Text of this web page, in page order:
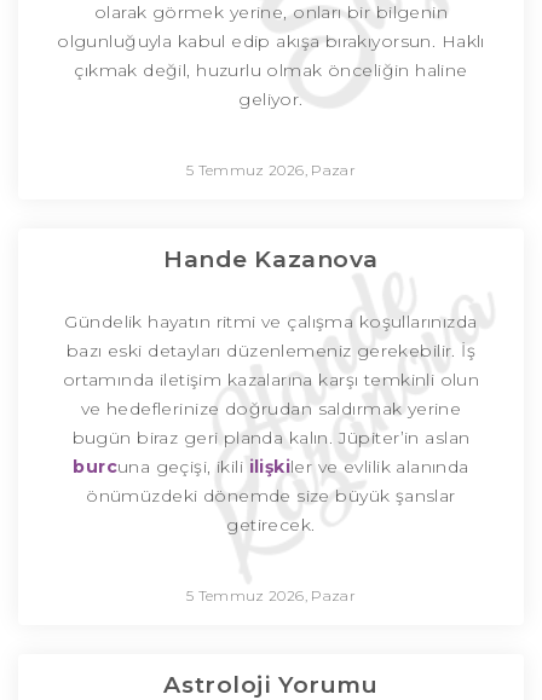
olarak görmek yerine, onları bir bilgenin
olgunluğuyla kabul edip akışa bırakıyorsun. Haklı
çıkmak değil, huzurlu olmak önceliğin haline
geliyor.
5 Temmuz 2026, Pazar
Hande Kazanova
Gündelik hayatın ritmi ve çalışma koşullarınızda
bazı eski detayları düzenlemeniz gerekebilir. İş
ortamında iletişim kazalarına karşı temkinli olun
ve hedeflerinize doğrudan saldırmak yerine
bugün biraz geri planda kalın. Jüpiter’in aslan
burcuna geçişi, ikili ilişkiler ve evlilik alanında
önümüzdeki dönemde size büyük şanslar
getirecek.
5 Temmuz 2026, Pazar
Astroloji Yorumu